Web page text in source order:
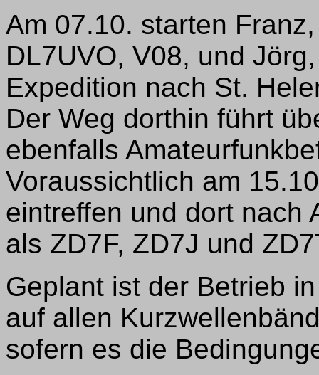
Am 07.10. starten
DL7UVO, V08, und
Expedition nach St.
Der Weg dorthin führt
ebenfalls
Voraussichtlich am
eintreffen und dort nach
als ZD7F, ZD7J und
Geplant ist der Betrieb
auf allen
sofern es die